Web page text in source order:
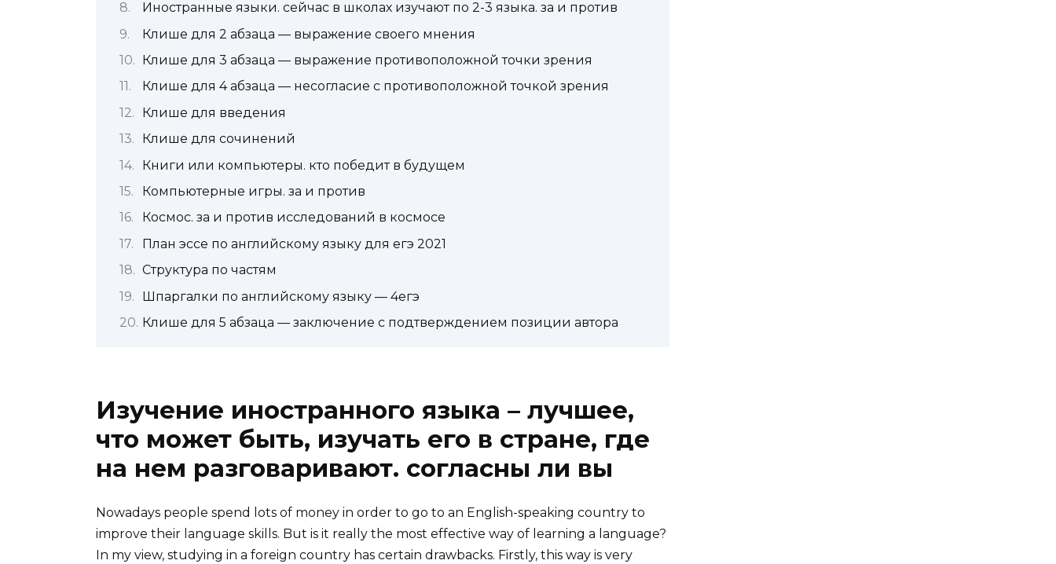
Иностранные языки. сейчас в школах изучают по 2-3 языка. за и против
Клише для 2 абзаца — выражение своего мнения
Клише для 3 абзаца — выражение противоположной точки зрения
Клише для 4 абзаца — несогласие с противоположной точкой зрения
Клише для введения
Клише для сочинений
Книги или компьютеры. кто победит в будущем
Компьютерные игры. за и против
Космос. за и против исследований в космосе
План эссе по английскому языку для егэ 2021
Структура по частям
Шпаргалки по английскому языку — 4егэ
Клише для 5 абзаца — заключение с подтверждением позиции автора
Изучение иностранного языка – лучшее,
что может быть, изучать его в стране, где
на нем разговаривают. согласны ли вы
Nowadays people spend lots of money in order to go to an English-speaking country to
improve their language skills. But is it really the most effective way of learning a language?
In my view, studying in a foreign country has certain drawbacks. Firstly, this way is very